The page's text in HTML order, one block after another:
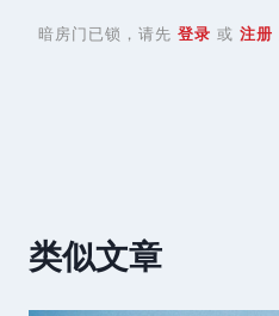
暗房门已锁，请先 登录 或 注册
类似文章